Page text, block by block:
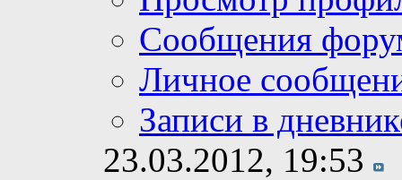
Сообщения
Личное
Записи в
23.03.2012, 19:53